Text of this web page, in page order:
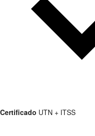
Certificado UTN + ITSS